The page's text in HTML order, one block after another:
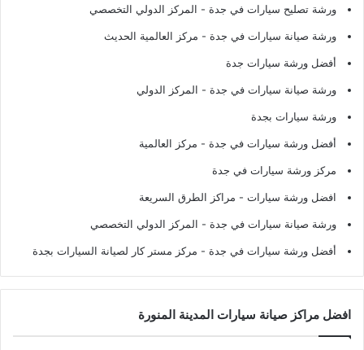
ورشة تصليح سيارات في جدة - المركز الدولي التخصصي
ورشة صيانة سيارات في جدة - مركز العالمية الحديث
أفضل ورشة سيارات جدة
ورشة صيانة سيارات في جدة - المركز الدولي
ورشة سيارات بجدة
أفضل ورشة سيارات في جدة - مركز العالمية
مركز ورشة سيارات في جدة
افضل ورشة سيارات - مراكز الطرق السريعة
ورشة صيانة سيارات في جدة - المركز الدولي التخصصي
أفضل ورشة سيارات في جدة - مركز مستر كار لصيانة السيارات بجدة
افضل مراكز صيانة سيارات المدينة المنورة